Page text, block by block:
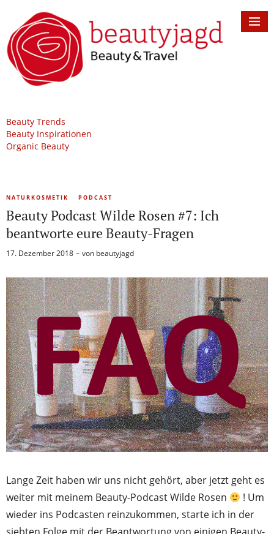
Beauty Trends
Beauty Inspirationen
Organic Beauty
NATURKOSMETIK PODCAST
Beauty Podcast Wilde Rosen #7: Ich
beantworte eure Beauty-Fragen
17. Dezember 2018 von beautyjagd
Lange Zeit haben wir uns nicht gehört, aber jetzt geht es
weiter mit meinem Beauty-Podcast Wilde Rosen
! Um
wieder ins Podcasten reinzukommen, starte ich in der